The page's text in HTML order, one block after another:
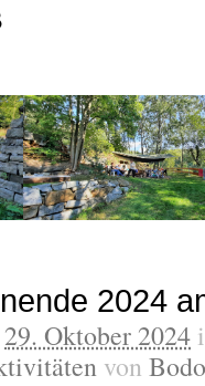
2024
29. Oktober 2024
von Bodo